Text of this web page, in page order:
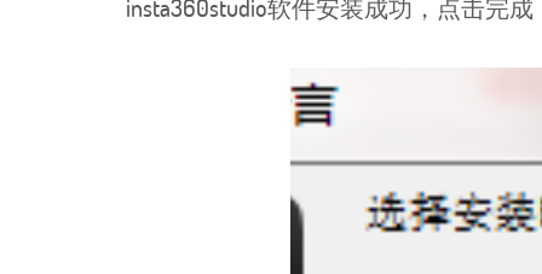
insta360studio软件安装成功，点击完成